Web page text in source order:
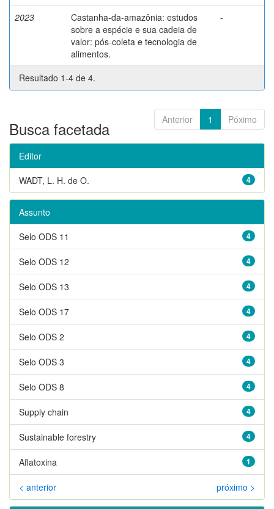
2023
Castanha-da-amazônia: estudos
sobre a espécie e sua cadeia de
valor: pós-coleta e tecnologia de
alimentos.
-
Resultado 1-4 de 4.
Anterior 1 Póximo
Busca facetada
Editor
4
WADT, L. H. de O.
Assunto
4
Selo ODS 11
4
Selo ODS 12
4
Selo ODS 13
4
Selo ODS 17
4
Selo ODS 2
4
Selo ODS 3
4
Selo ODS 8
4
Supply chain
4
Sustainable forestry
1
Aflatoxina
< anterior próximo >